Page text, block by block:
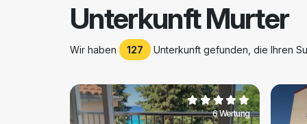
Unterkunft Murter
Wir haben 127 Unterkunft gefunden, die Ihren
6 Wertung